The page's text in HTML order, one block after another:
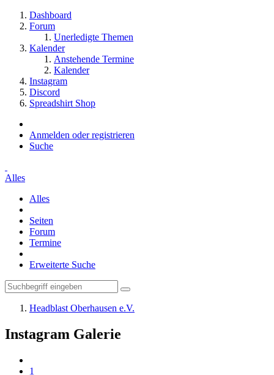
Dashboard
Forum
Unerledigte Themen
Kalender
Anstehende Termine
Kalender
Instagram
Discord
Spreadshirt Shop
Anmelden oder registrieren
Suche
Alles
Alles
Seiten
Forum
Termine
Erweiterte Suche
Headblast Oberhausen e.V.
Instagram Galerie
1